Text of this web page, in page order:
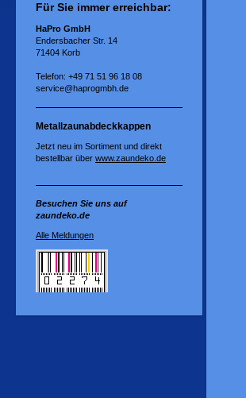
Für Sie immer erreichbar:
HaPro GmbH
Endersbacher Str. 14
71404 Korb
Telefon: +49 71 51 96 18 08
service@haprogmbh.de
Metallzaunabdeckkappen
Jetzt neu im Sortiment und direkt
bestellbar über www.zaundeko.de
Besuchen Sie uns auf
zaundeko.de
Alle Meldungen